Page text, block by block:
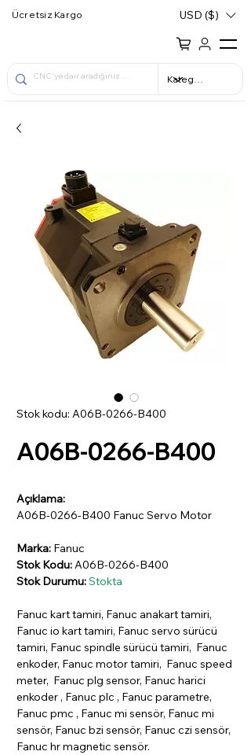
Ücretsiz Kargo USD ($)
Stok kodu: A06B-0266-B400
A06B-0266-B400
Açıklama:
A06B-0266-B400 Fanuc Servo Motor
Marka: Fanuc
Stok Kodu:A06B-0266-B400
Stok Durumu:Stokta
Fanuc kart tamiri, Fanuc anakart tamiri,
Fanuc io kart tamiri, Fanuc servo sürücü
tamiri, Fanuc spindle sürücü tamiri, Fanuc
enkoder, Fanuc motor tamiri, Fanuc speed
meter, Fanuc plg sensor, Fanuc harici
enkoder , Fanuc plc , Fanuc parametre,
Fanuc pmc , Fanuc mi sensör, Fanuc mi
sensör, Fanuc bzi sensör, Fanuc czi sensör,
Fanuc hr magnetic sensör.